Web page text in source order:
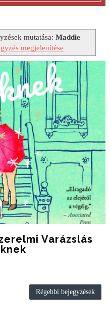
mutatása: Maddie
megjelenítése
Varázslás
Régebbi bejegyzések